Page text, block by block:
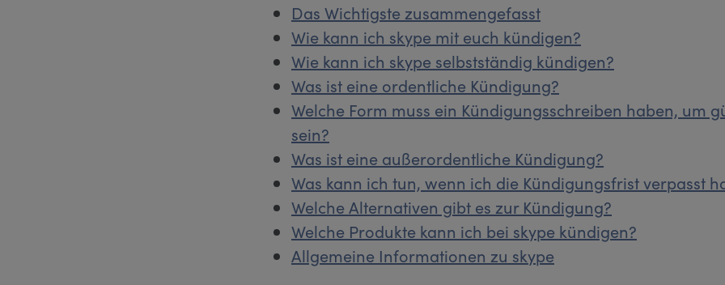
Das Wichtigste zusammengefasst
Wie kann ich skype mit euch kündigen?
Wie kann ich skype selbstständig kündigen?
Was ist eine ordentliche Kündigung?
Welche Form muss ein Kündigungsschreiben haben, um
sein?
Was ist eine außerordentliche Kündigung?
Was kann ich tun, wenn ich die Kündigungsfrist verpasst
Welche Alternativen gibt es zur Kündigung?
Welche Produkte kann ich bei skype kündigen?
Allgemeine Informationen zu skype